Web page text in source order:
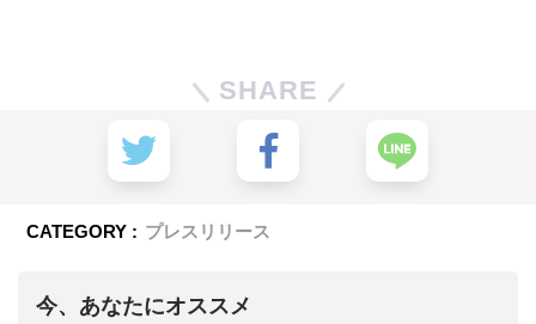
SHARE
CATEGORY : プレスリリース
今、あなたにオススメ